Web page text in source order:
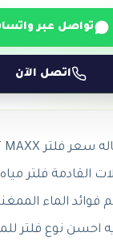
تواصل عبر
اتصل الآن
القادمة فلتر
فوائد الماء
احسن نوع فلتر